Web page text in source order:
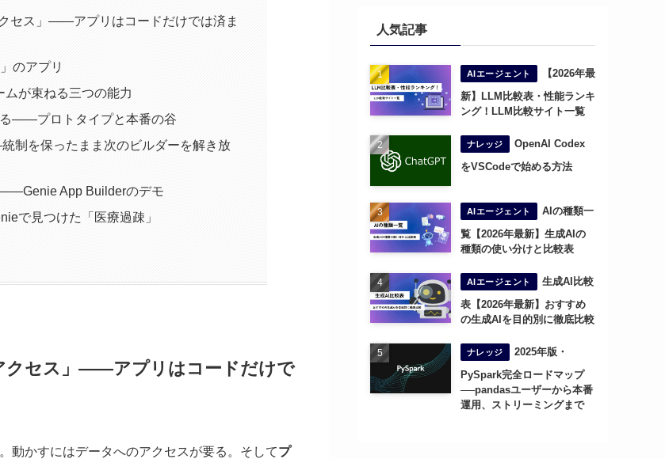
セス」——アプリはコードだけでは済ま
のアプリ
が束ねる三つの能力
——プロトタイプと本番の谷
制を保ったまま次のビルダーを解き放
App Builderのデモ
で見つけた「医療過疎」
クセス」——アプリはコードだけで
動かすにはデータへのアクセスが要る。そしてプ
人気記事
AIエージェント
【2026年最
新】LLM比較表・性能ランキ
ング！LLM比較サイト一覧
ナレッジ
OpenAI Codex
をVSCodeで始める方法
AIエージェント
AIの種類一
覧【2026年最新】生成AIの
種類の使い分けと比較表
AIエージェント
生成AI比較
表【2026年最新】おすすめ
の生成AIを目的別に徹底比較
ナレッジ
2025年版・
PySpark完全ロードマップ
──pandasユーザーから本番
運用、ストリーミングまで